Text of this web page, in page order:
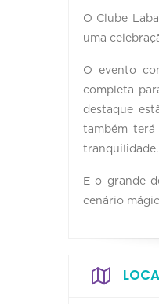
O Clube
uma
O evento
completa
destaque
também
tranquilidade.
E o grande
cenário